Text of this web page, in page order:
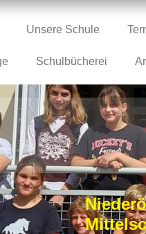
Unsere Schule
Schulbücherei